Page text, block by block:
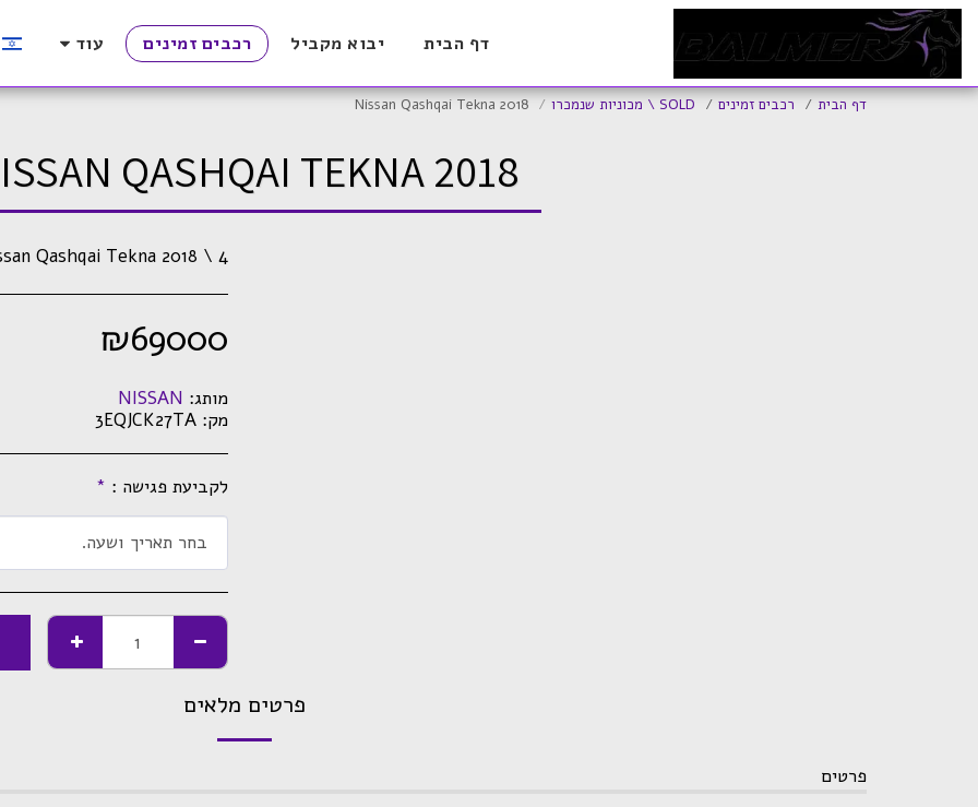
דף הבית יבוא מקביל רכבים זמינים עוד
דף הבית רכבים זמינים SOLD \ מכוניות שנמכרו Nissan Qashqai Tekna 2018
QASHQAI TEKNA 2018
Qashqai Tekna 2018 \ 4
₪69000
מותג: NISSAN
מק: 3EQJCK27TA
לקביעת פגישה : *
בחר תאריך ושעה.
פרטים מלאים
פרטים